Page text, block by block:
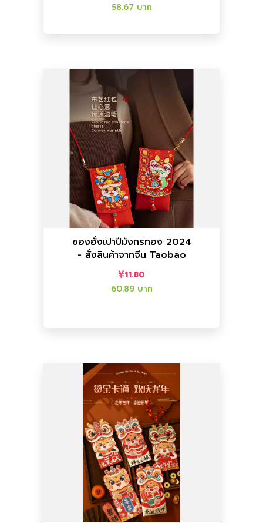
58.67 บาท
ซองอั่งเปาปีมังกรทอง 2024
- สั่งสินค้าจากจีน Taobao
11.80
60.89 บาท
ซองอั่งเปาปีมังกรทอง 2024 - สั่ง
สินค้าจากจีน Taobao
อื่นๆ
ราคาจีน : 11.80
ราคาไทย : 60.89 บาท
เพิ่มลงตะกร้า
เพิ่มลงตะกร้า
อื่นๆ
ราคาจีน : 3.80
ราคาไทย :19.61 บาท
เพิ่มลงตะกร้า
เพิ่มลงตะกร้า